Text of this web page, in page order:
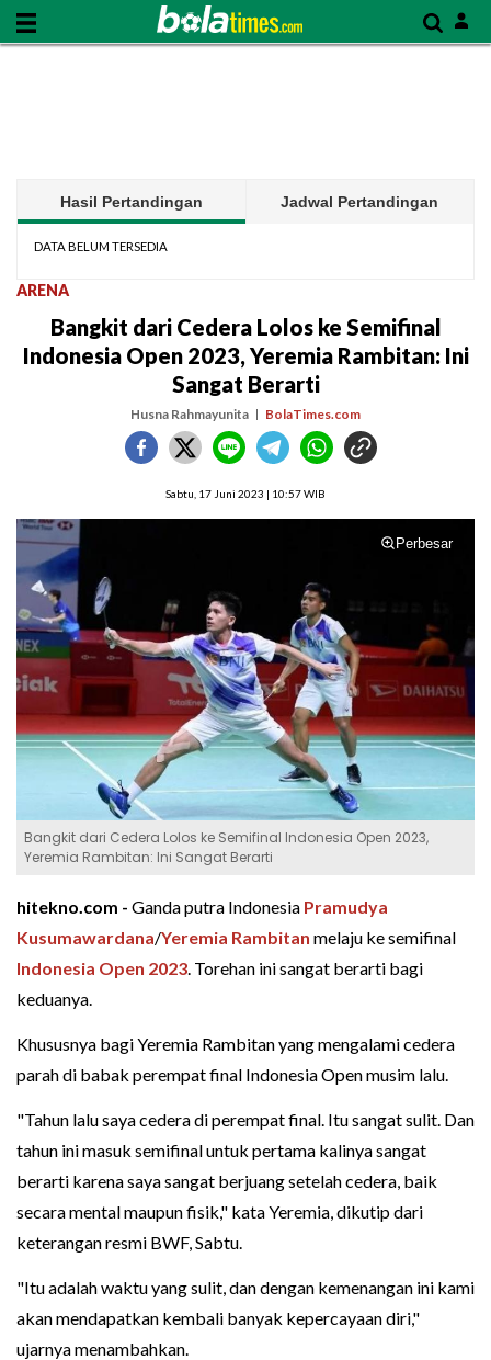
Hasil Pertandingan Jadwal Pertandingan
DATA BELUM TERSEDIA
ARENA
Bangkit dari Cedera Lolos ke Semifinal
Indonesia Open 2023, Yeremia Rambitan: Ini
Sangat Berarti
Husna Rahmayunita BolaTimes.com
Sabtu, 17 Juni 2023 | 10:57 WIB
Perbesar
Bangkit dari Cedera Lolos ke Semifinal Indonesia Open 2023,
Yeremia Rambitan: Ini Sangat Berarti
hitekno.com - Ganda putra Indonesia Pramudya
Kusumawardana/Yeremia Rambitan melaju ke semifinal
Indonesia Open 2023. Torehan ini sangat berarti bagi
keduanya.
Khususnya bagi Yeremia Rambitan yang mengalami cedera
parah di babak perempat final Indonesia Open musim lalu.
"Tahun lalu saya cedera di perempat final. Itu sangat sulit. Dan
tahun ini masuk semifinal untuk pertama kalinya sangat
berarti karena saya sangat berjuang setelah cedera, baik
secara mental maupun fisik," kata Yeremia, dikutip dari
keterangan resmi BWF, Sabtu.
"Itu adalah waktu yang sulit, dan dengan kemenangan ini kami
akan mendapatkan kembali banyak kepercayaan diri,"
ujarnya menambahkan.